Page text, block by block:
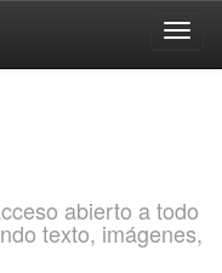
abierto a todo
texto, imágenes,